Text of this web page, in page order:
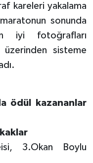
kareleri yakalama
sonunda
iyi fotoğrafları
üzerinden sisteme
ödül kazananlar
3.Okan Boylu